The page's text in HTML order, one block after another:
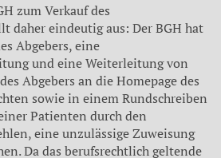
zum Verkauf des
daher eindeutig aus: Der BGH hat
Abgebers, eine
und eine Weiterleitung von
Abgebers an die Homepage des
sowie in einem Rundschreiben
Patienten durch den
eine unzulässige Zuweisung
Da das berufsrechtlich geltende